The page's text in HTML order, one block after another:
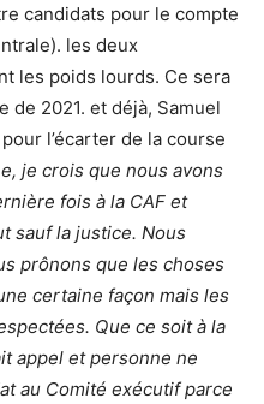
candidats pour le compte
les deux
les poids lourds. Ce sera
de 2021. et déjà, Samuel
l’écarter de la course
je crois que nous avons
fois à la CAF et
sauf la justice. Nous
prônons que les choses
certaine façon mais les
Que ce soit à la
appel et personne ne
au Comité exécutif parce